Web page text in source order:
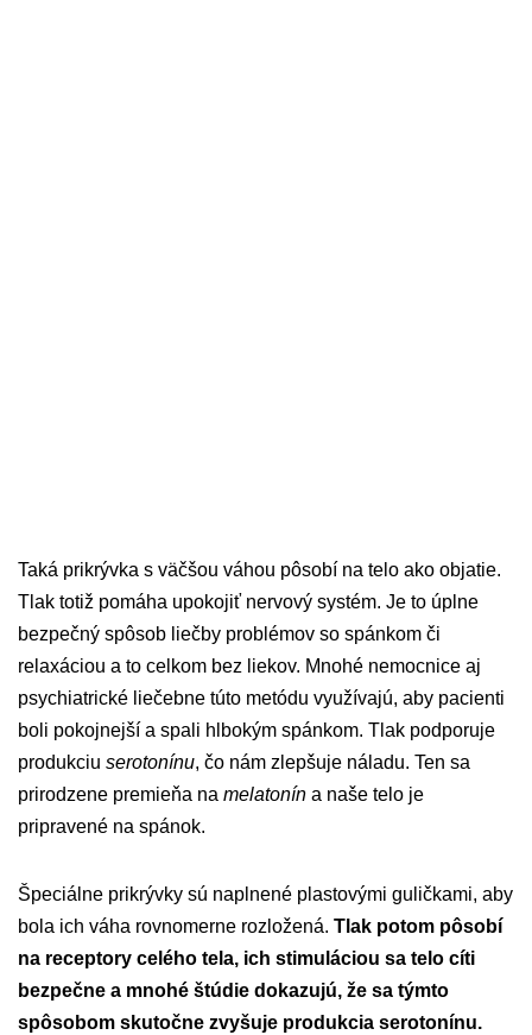
Taká prikrývka s väčšou váhou pôsobí na telo ako objatie.
Tlak totiž pomáha upokojiť nervový systém. Je to úplne
bezpečný spôsob liečby problémov so spánkom či
relaxáciou a to celkom bez liekov. Mnohé nemocnice aj
psychiatrické liečebne túto metódu využívajú, aby pacienti
boli pokojnejší a spali hlbokým spánkom. Tlak podporuje
produkciu serotonínu, čo nám zlepšuje náladu. Ten sa
prirodzene premieňa na melatonín a naše telo je
pripravené na spánok.
Špeciálne prikrývky sú naplnené plastovými guličkami, aby
bola ich váha rovnomerne rozložená. Tlak potom pôsobí
na receptory celého tela, ich stimuláciou sa telo cíti
bezpečne a mnohé štúdie dokazujú, že sa týmto
spôsobom skutočne zvyšuje produkcia serotonínu.